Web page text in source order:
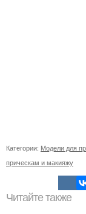
Категории: Модели для
прическам и макияжу
Читайте также